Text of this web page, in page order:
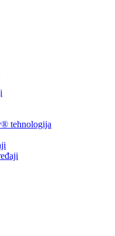
tehnologija